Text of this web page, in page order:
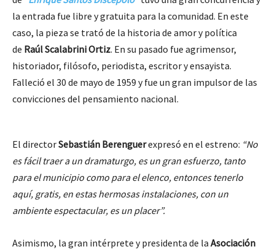
la entrada fue libre y gratuita para la comunidad. En este
caso, la pieza se trató de la historia de amor y política
de Raúl Scalabrini Ortiz. En su pasado fue agrimensor,
historiador, filósofo, periodista, escritor y ensayista.
Falleció el 30 de mayo de 1959 y fue un gran impulsor de las
convicciones del pensamiento nacional.
El directorSebastián Berenguerexpresó en el estreno: “No
es fácil traer a un dramaturgo, es un gran esfuerzo, tanto
para el municipio como para el elenco, entonces tenerlo
aquí, gratis, en estas hermosas instalaciones, con un
ambiente espectacular, es un placer”.
Asimismo, la gran intérprete y presidenta de la Asociación